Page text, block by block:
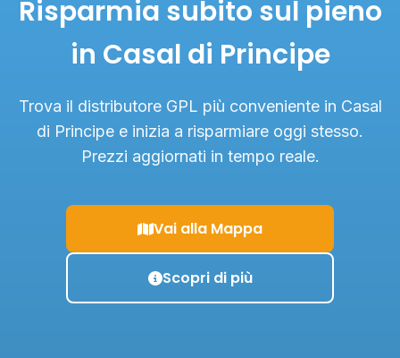
Risparmia subito sul pieno
in Casal di Principe
Trova il distributore GPL più conveniente in Casal
di Principe e inizia a risparmiare oggi stesso.
Prezzi aggiornati in tempo reale.
Vai alla Mappa
Scopri di più